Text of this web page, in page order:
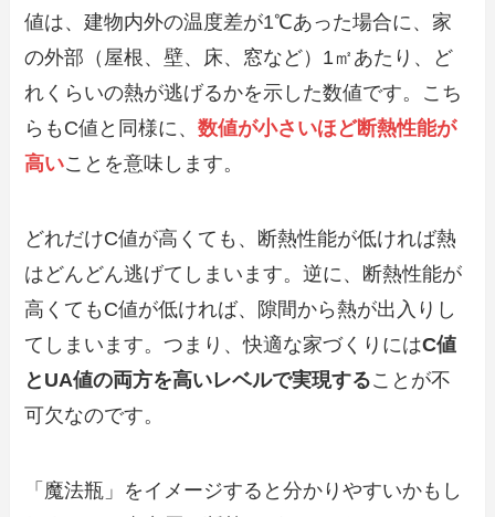
値は、建物内外の温度差が1℃あった場合に、家
の外部（屋根、壁、床、窓など）1㎡あたり、ど
れくらいの熱が逃げるかを示した数値です。こち
らもC値と同様に、数値が小さいほど断熱性能が
高いことを意味します。
どれだけC値が高くても、断熱性能が低ければ熱
はどんどん逃げてしまいます。逆に、断熱性能が
高くてもC値が低ければ、隙間から熱が出入りし
てしまいます。つまり、快適な家づくりにはC値
とUA値の両方を高いレベルで実現することが不
可欠なのです。
「魔法瓶」をイメージすると分かりやすいかもし